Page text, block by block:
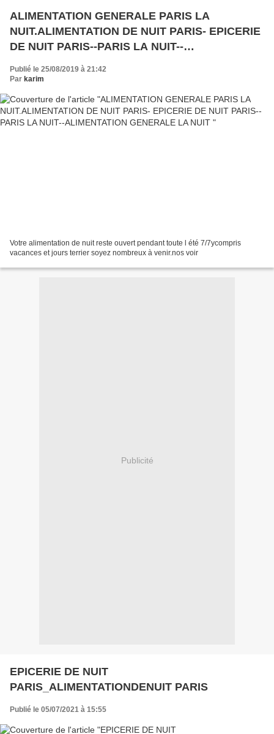
ALIMENTATION GENERALE PARIS LA
NUIT.ALIMENTATION DE NUIT PARIS- EPICERIE
DE NUIT PARIS--PARIS LA NUIT--
ALIMENTATION GENERALE LA NUIT
Publié le 25/08/2019 à 21:42
Par karim
Votre alimentation de nuit reste ouvert pendant toute l été 7/7ycompris
vacances et jours terrier soyez nombreux à venir.nos voir
Publicité
EPICERIE DE NUIT
PARIS_ALIMENTATIONDENUIT PARIS
Publié le 05/07/2021 à 15:55